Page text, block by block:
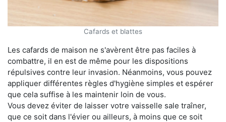
Cafards et blattes
Les cafards de maison ne s'avèrent être pas faciles à
combattre, il en est de même pour les dispositions
répulsives contre leur invasion. Néanmoins, vous pouvez
appliquer différentes règles d'hygiène simples et espérer
que cela suffise à les maintenir loin de vous.
Vous devez éviter de laisser votre vaisselle sale traîner,
que ce soit dans l'évier ou ailleurs, à moins que ce soit